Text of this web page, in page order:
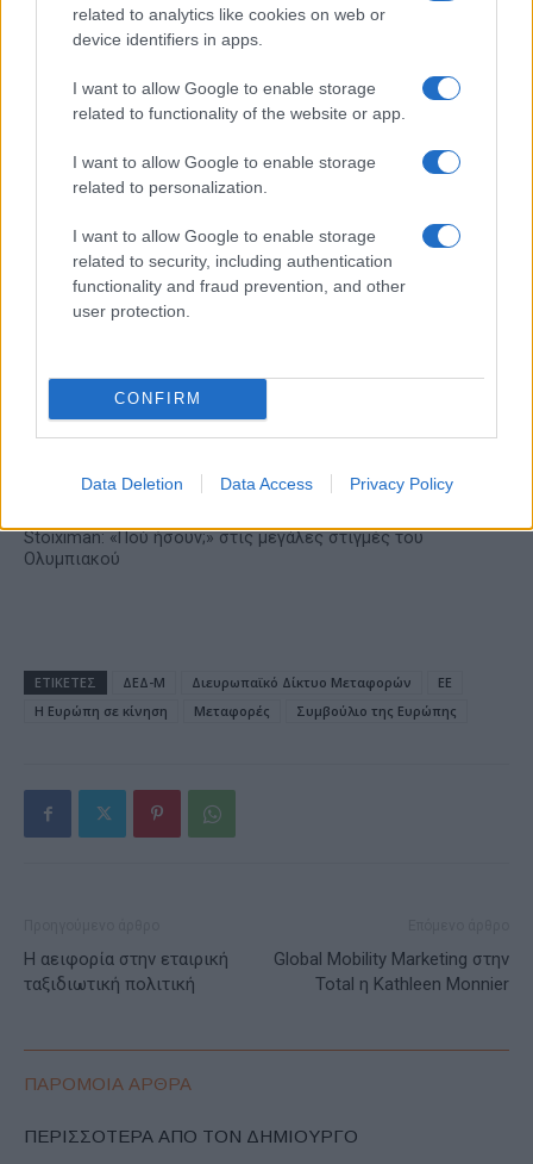
related to analytics like cookies on web or
device identifiers in apps.
I want to allow Google to enable storage
related to functionality of the website or app.
I want to allow Google to enable storage
related to personalization.
I want to allow Google to enable storage
related to security, including authentication
functionality and fraud prevention, and other
user protection.
CONFIRM
Data Deletion Data Access Privacy Policy
VW: Η δύσκολη εξίσωση
της αναδιάρθρωσης
Alpha Bank: Για πρώτη φορά
το Αρχαίο Θέατρο
βιωσιμότητα σε καθημερινή πράξη
Stoiximan: «Πού ήσουν;» στις μεγάλες στιγμές του
Ολυμπιακού
ΕΤΙΚΕΤΕΣ ΔΕΔ-Μ Διευρωπαϊκό Δίκτυο Μεταφορών
ΕΕ
Η Ευρώπη σε κίνηση
Μεταφορές Συμβούλιο της Ευρώπης
Η αειφορία στην εταιρική
ταξιδιωτική πολιτική
Global Mobility Marketing στην
Total η Kathleen Monnier
ΠΑΡΟΜΟΙΑ ΑΡΘΡΑ
ΠΕΡΙΣΣΟΤΕΡΑ ΑΠΟ ΤΟΝ ΔΗΜΙΟΥΡΓΟ